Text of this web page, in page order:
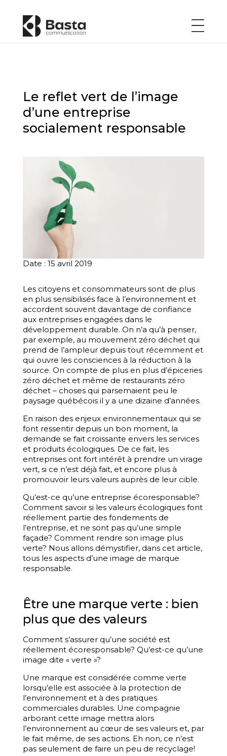
Le reflet vert de l’image
d’une entreprise
socialement responsable
Date : 15 avril 2019
Les citoyens et consommateurs sont de plus
en plus sensibilisés face à l’environnement et
accordent souvent davantage de confiance
aux entreprises engagées dans le
développement durable. On n’a qu’à penser,
par exemple, au mouvement zéro déchet qui
prend de l’ampleur depuis tout récemment et
qui ouvre les consciences à la réduction à la
source. On compte de plus en plus d’épiceries
zéro déchet et même de restaurants zéro
déchet – choses qui parsemaient peu le
paysage québécois il y a une dizaine d’années.
En raison des enjeux environnementaux qui se
font ressentir depuis un bon moment, la
demande se fait croissante envers les services
et produits écologiques. De ce fait, les
entreprises ont fort intérêt à prendre un virage
vert, si ce n’est déjà fait, et encore plus à
promouvoir leurs valeurs auprès de leur cible.
Qu’est-ce qu’une entreprise écoresponsable?
Comment savoir si les valeurs écologiques font
réellement partie des fondements de
l’entreprise, et ne sont pas qu’une simple
façade? Comment rendre son image plus
verte? Nous allons démystifier, dans cet article,
tous les aspects d’une image de marque
responsable.
Être une marque verte : bien
plus que des valeurs
Comment s’assurer qu’une société est
réellement écoresponsable? Qu’est-ce qu’une
image dite « verte »?
Une marque est considérée comme verte
lorsqu’elle est associée à la protection de
l’environnement et à des pratiques
commerciales durables. Une compagnie
arborant cette image mettra alors
l’environnement au cœur de ses valeurs et, par
le fait même, de ses actions. Eh non, ce n’est
pas seulement de faire un peu de recyclage!